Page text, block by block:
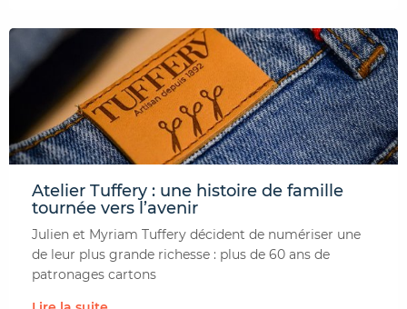
Atelier Tuffery : une histoire de famille
tournée vers l’avenir
Julien et Myriam Tuffery décident de numériser une
de leur plus grande richesse : plus de 60 ans de
patronages cartons